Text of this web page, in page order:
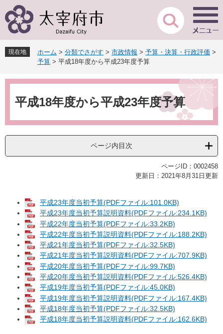
ー
先
頭
す
ニ
を
飛
し
現在地 ホーム > 分類でさがす > 市政情報 > 予算・決算・行政評価 >
予算 > 平成18年度から平成23年度予算
本
平成18年度から平成23年度予算
ページ内目次
ページID：0002458
更新日：2021年8月31日更新
平成23年度当初予算(PDFファイル:101.0KB)
平成23年度当初予算説明資料(PDFファイル:234.1KB)
平成22年度当初予算(PDFファイル:33.2KB)
平成22年度当初予算説明資料(PDFファイル:188.2KB)
平成21年度当初予算(PDFファイル:32.5KB)
平成21年度当初予算説明資料(PDFファイル:707.9KB)
平成20年度当初予算(PDFファイル:99.7KB)
平成20年度当初予算説明資料(PDFファイル:526.4KB)
平成19年度当初予算(PDFファイル:45.0KB)
平成19年度当初予算説明資料(PDFファイル:167.4KB)
平成18年度当初予算(PDFファイル:32.5KB)
平成18年度当初予算説明資料(PDFファイル:162.6KB)